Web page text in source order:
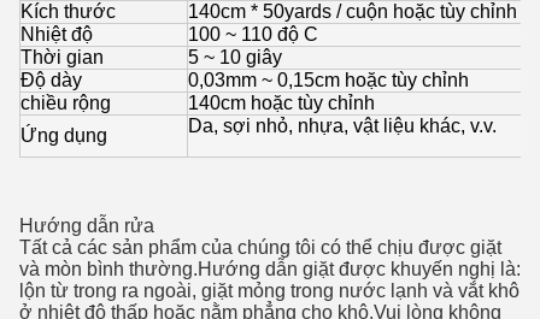
Kích thước
140cm * 50yards / cuộn hoặc tùy chỉnh
Nhiệt độ
100 ~ 110 độ C
Thời gian
5 ~ 10 giây
Độ dày
0,03mm ~ 0,15cm hoặc tùy chỉnh
chiều rộng
140cm hoặc tùy chỉnh
Ứng dụng
Da, sợi nhỏ, nhựa, vật liệu khác, v.v.
Hướng dẫn rửa
Tất cả các sản phẩm của chúng tôi có thể chịu được giặt
và mòn bình thường.Hướng dẫn giặt được khuyến nghị là:
lộn từ trong ra ngoài, giặt mỏng trong nước lạnh và vắt khô
ở nhiệt độ thấp hoặc nằm phẳng cho khô.Vui lòng không